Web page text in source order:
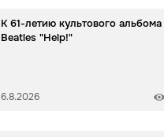
К 61-летию культового
Beatles "Help!"
6.8.2026